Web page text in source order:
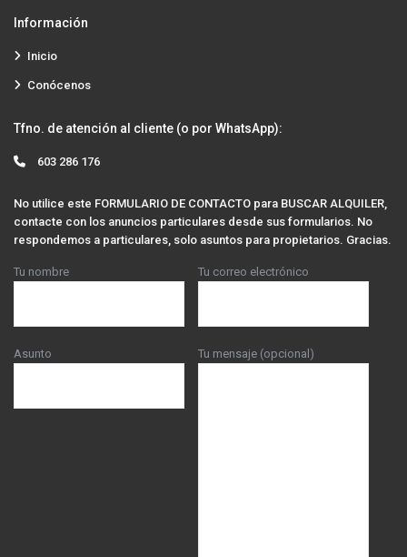
Información
Inicio
Conócenos
Tfno. de atención al cliente (o por WhatsApp):
603 286 176
No utilice este FORMULARIO DE CONTACTO para BUSCAR ALQUILER,
contacte con los anuncios particulares desde sus formularios. No
respondemos a particulares, solo asuntos para propietarios. Gracias.
Tu nombre Tu correo electrónico
Asunto Tu mensaje (opcional)